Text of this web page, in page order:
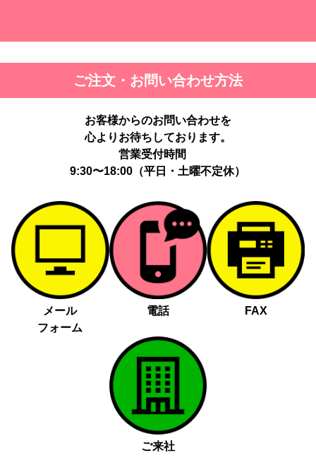
ご注文・お問い合わせ方法
お客様からのお問い合わせを
心よりお待ちしております。
営業受付時間
9:30〜18:00（平日・土曜不定休）
メール
フォーム
電話 FAX
ご来社